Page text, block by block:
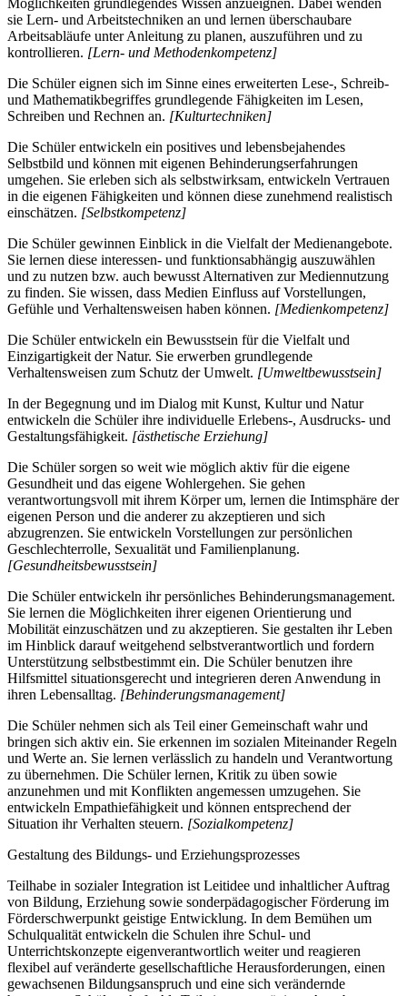
Möglichkeiten grundlegendes Wissen anzueignen. Dabei wenden
sie Lern- und Arbeitstechniken an und lernen überschaubare
Arbeitsabläufe unter Anleitung zu planen, auszuführen und zu
kontrollieren. [Lern- und Methodenkompetenz]
Die Schüler eignen sich im Sinne eines erweiterten Lese-, Schreib-
und Mathematikbegriffes grundlegende Fähigkeiten im Lesen,
Schreiben und Rechnen an. [Kulturtechniken]
Die Schüler entwickeln ein positives und lebensbejahendes
Selbstbild und können mit eigenen Behinderungserfahrungen
umgehen. Sie erleben sich als selbstwirksam, entwickeln Vertrauen
in die eigenen Fähigkeiten und können diese zunehmend realistisch
einschätzen. [Selbstkompetenz]
Die Schüler gewinnen Einblick in die Vielfalt der Medienangebote.
Sie lernen diese interessen- und funktionsabhängig auszuwählen
und zu nutzen bzw. auch bewusst Alternativen zur Mediennutzung
zu finden. Sie wissen, dass Medien Einfluss auf Vorstellungen,
Gefühle und Verhaltensweisen haben können. [Medienkompetenz]
Die Schüler entwickeln ein Bewusstsein für die Vielfalt und
Einzigartigkeit der Natur. Sie erwerben grundlegende
Verhaltensweisen zum Schutz der Umwelt. [Umweltbewusstsein]
In der Begegnung und im Dialog mit Kunst, Kultur und Natur
entwickeln die Schüler ihre individuelle Erlebens-, Ausdrucks- und
Gestaltungsfähigkeit. [ästhetische Erziehung]
Die Schüler sorgen so weit wie möglich aktiv für die eigene
Gesundheit und das eigene Wohlergehen. Sie gehen
verantwortungsvoll mit ihrem Körper um, lernen die Intimsphäre der
eigenen Person und die anderer zu akzeptieren und sich
abzugrenzen. Sie entwickeln Vorstellungen zur persönlichen
Geschlechterrolle, Sexualität und Familienplanung.
[Gesundheitsbewusstsein]
Die Schüler entwickeln ihr persönliches Behinderungsmanagement.
Sie lernen die Möglichkeiten ihrer eigenen Orientierung und
Mobilität einzuschätzen und zu akzeptieren. Sie gestalten ihr Leben
im Hinblick darauf weitgehend selbstverantwortlich und fordern
Unterstützung selbstbestimmt ein. Die Schüler benutzen ihre
Hilfsmittel situationsgerecht und integrieren deren Anwendung in
ihren Lebensalltag. [Behinderungsmanagement]
Die Schüler nehmen sich als Teil einer Gemeinschaft wahr und
bringen sich aktiv ein. Sie erkennen im sozialen Miteinander Regeln
und Werte an. Sie lernen verlässlich zu handeln und Verantwortung
zu übernehmen. Die Schüler lernen, Kritik zu üben sowie
anzunehmen und mit Konflikten angemessen umzugehen. Sie
entwickeln Empathiefähigkeit und können entsprechend der
Situation ihr Verhalten steuern. [Sozialkompetenz]
Gestaltung des Bildungs- und Erziehungsprozesses
Teilhabe in sozialer Integration ist Leitidee und inhaltlicher Auftrag
von Bildung, Erziehung sowie sonderpädagogischer Förderung im
Förderschwerpunkt geistige Entwicklung. In dem Bemühen um
Schulqualität entwickeln die Schulen ihre Schul- und
Unterrichtskonzepte eigenverantwortlich weiter und reagieren
flexibel auf veränderte gesellschaftliche Herausforderungen, einen
gewachsenen Bildungsanspruch und eine sich verändernde